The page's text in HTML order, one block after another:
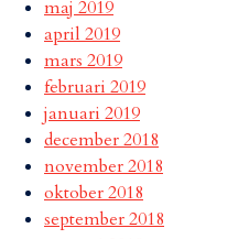
maj 2019
april 2019
mars 2019
februari 2019
januari 2019
december 2018
november 2018
oktober 2018
september 2018